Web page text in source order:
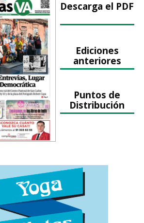
Descarga el PDF
Ediciones
anteriores
Puntos de
Distribución